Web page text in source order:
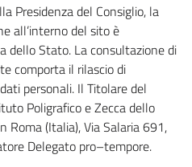
Presidenza del Consiglio, la
all’interno del sito è
dello Stato. La consultazione di
comporta il rilascio di
personali. Il Titolare del
Poligrafico e Zecca dello
Roma (Italia), Via Salaria 691,
Delegato pro–tempore.